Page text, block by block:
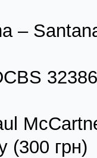
–
32386
(300 грн)